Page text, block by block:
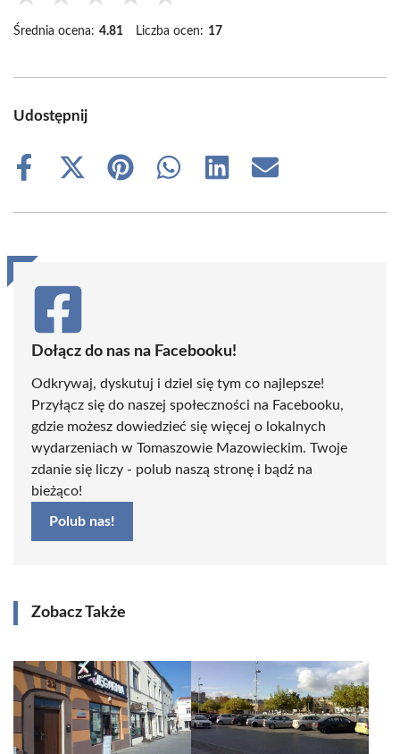
Średnia ocena: 4.81 Liczba ocen: 17
Udostępnij
Share
Share
(Twitter)
Share
Share
Share
Share
Dołącz do nas na Facebooku!
Odkrywaj, dyskutuj i dziel się tym co najlepsze!
Przyłącz się do naszej społeczności na Facebooku,
gdzie możesz dowiedzieć się więcej o lokalnych
wydarzeniach w Tomaszowie Mazowieckim. Twoje
zdanie się liczy - polub naszą stronę i bądź na
bieżąco!
Polub nas!
Zobacz Także